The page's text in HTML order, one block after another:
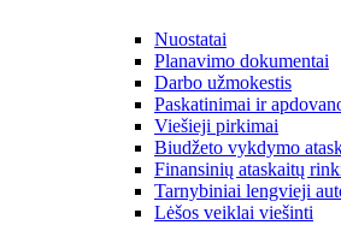
Nuostatai
Planavimo dokumentai
Darbo užmokestis
Paskatinimai ir
Viešieji pirkimai
Biudžeto vykdymo
Finansinių ataskaitų
Tarnybiniai lengvieji
Lėšos veiklai viešinti